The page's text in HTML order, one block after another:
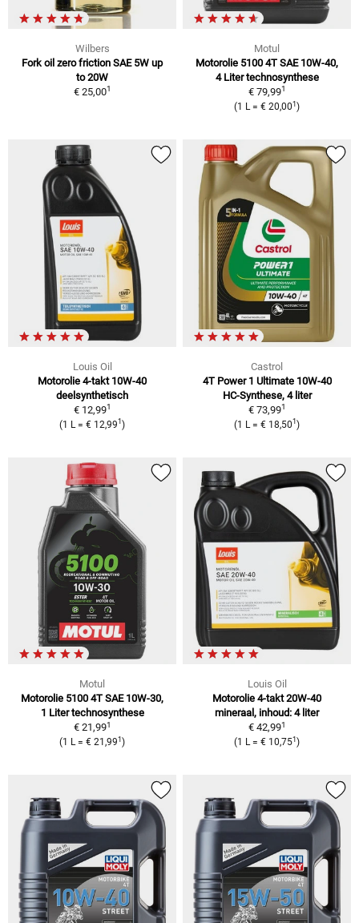
Wilbers
Fork oil zero friction SAE 5W up
to 20W
€ 25,001
Motul
Motorolie 5100 4T SAE 10W-40,
4 Liter technosynthese
€ 79,991
(1 L = € 20,001 )
Louis Oil
Motorolie 4-takt 10W-40
deelsynthetisch
€ 12,991
(1 L = € 12,991 )
Castrol
4T Power 1 Ultimate 10W-40
HC-Synthese, 4 liter
€ 73,991
(1 L = € 18,501 )
Motul
Motorolie 5100 4T SAE 10W-30,
1 Liter technosynthese
€ 21,991
(1 L = € 21,991 )
Louis Oil
Motorolie 4-takt 20W-40
mineraal, inhoud: 4 liter
€ 42,991
(1 L = € 10,751 )